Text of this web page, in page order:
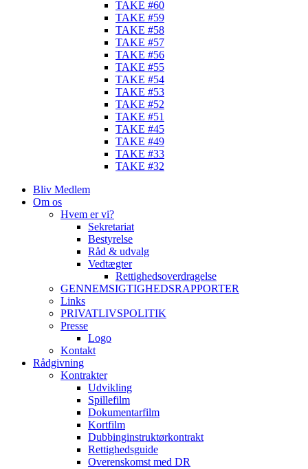
TAKE #60
TAKE #59
TAKE #58
TAKE #57
TAKE #56
TAKE #55
TAKE #54
TAKE #53
TAKE #52
TAKE #51
TAKE #45
TAKE #49
TAKE #33
TAKE #32
Bliv Medlem
Om os
Hvem er vi?
Sekretariat
Bestyrelse
Råd & udvalg
Vedtægter
Rettighedsoverdragelse
GENNEMSIGTIGHEDSRAPPORTER
Links
PRIVATLIVSPOLITIK
Presse
Logo
Kontakt
Rådgivning
Kontrakter
Udvikling
Spillefilm
Dokumentarfilm
Kortfilm
Dubbinginstruktørkontrakt
Rettighedsguide
Overenskomst med DR